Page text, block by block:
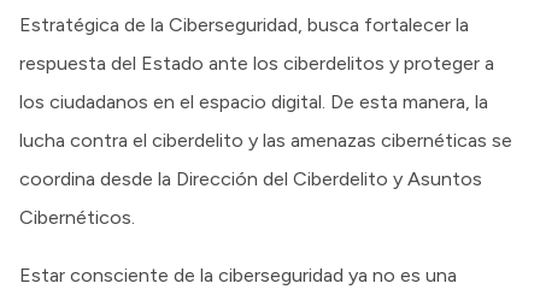
Estratégica de la Ciberseguridad, busca fortalecer la
respuesta del Estado ante los ciberdelitos y proteger a
los ciudadanos en el espacio digital. De esta manera, la
lucha contra el ciberdelito y las amenazas cibernéticas se
coordina desde la Dirección del Ciberdelito y Asuntos
Cibernéticos.
Estar consciente de la ciberseguridad ya no es una